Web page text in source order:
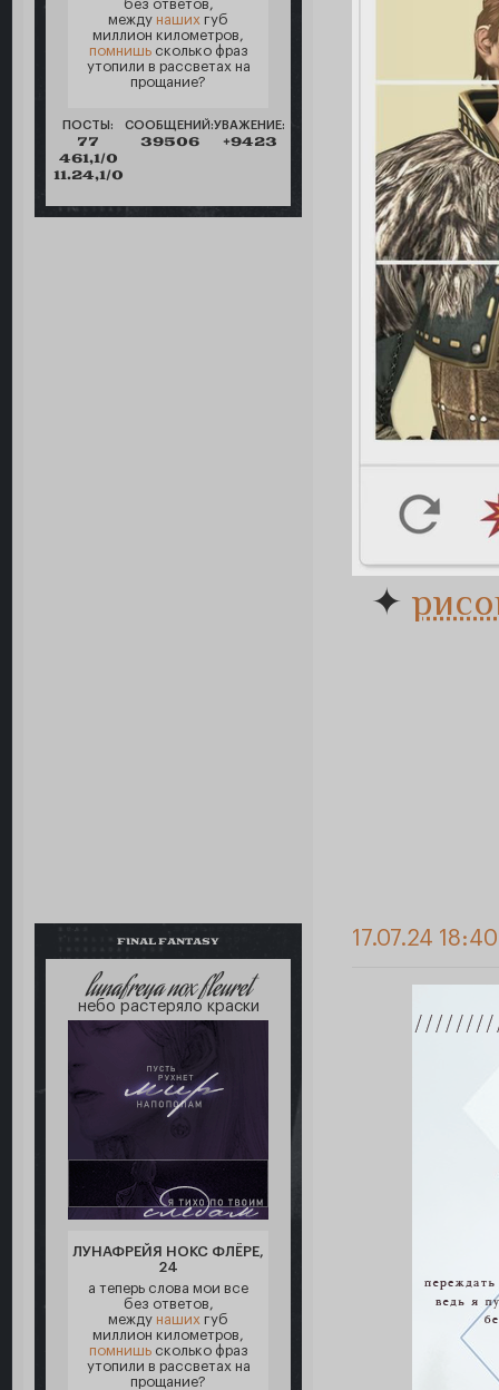
без ответов,
между наших губ
миллион километров,
помнишьсколько фраз
утопили в рассветах на
прощание?
ПОСТЫ:
77
461,1/0
11.24,1/0
СООБЩЕНИЙ:
39506
УВАЖЕНИЕ:
+9423
✦
FINAL FANTASY
lunafreya nox fleuret
небо растеряло краски
ЛУНАФРЕЙЯ НОКС ФЛЁРЕ,
24
а теперь слова мои все
без ответов,
между наших губ
миллион километров,
помнишьсколько фраз
утопили в рассветах на
прощание?
17.07.24